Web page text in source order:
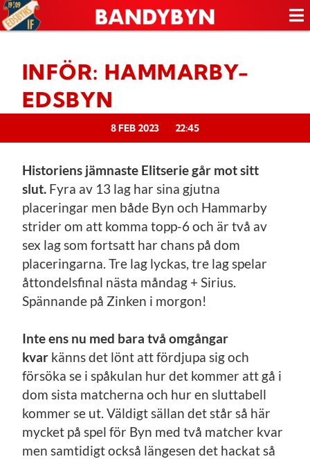
INFÖR: HAMMARBY-
EDSBYN
8 FEB 2023 22:45
Historiens jämnaste Elitserie går mot sitt
slut. Fyra av 13 lag har sina gjutna
placeringar men både Byn och Hammarby
strider om att komma topp-6 och är två av
sex lag som fortsatt har chans på dom
placeringarna. Tre lag lyckas, tre lag spelar
åttondelsfinal nästa måndag + Sirius.
Spännande på Zinken i morgon!
Inte ens nu med bara två omgångar
kvar känns det lönt att fördjupa sig och
försöka se i spåkulan hur det kommer att gå i
dom sista matcherna och hur en sluttabell
kommer se ut. Väldigt sällan det står så här
mycket på spel för Byn med två matcher kvar
men samtidigt också längesen det hackat så